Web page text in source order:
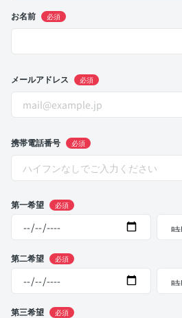
お名前 必須
メールアドレス 必須
携帯電話番号 必須
第一希望 必須
第二希望 必須
第三希望 必須